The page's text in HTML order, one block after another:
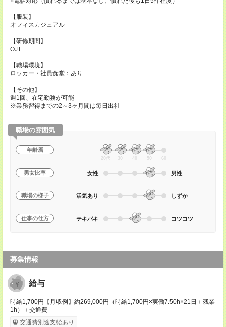
【服装】
オフィスカジュアル
【研修期間】
OJT
【職場環境】
ロッカー・社員食堂：あり
【その他】
週1回、在宅勤務が可能
※業務習得までの2～3ヶ月間は毎日出社
職場の雰囲気
年齢層
20代 30 40 50 60
男女比率 女性 男性
職場の様子 活気あり しずか
仕事の仕方 テキパキ コツコツ
募集情報
給与
時給1,700円【月収例】約269,000円（時給1,700円×実働7.50h×21日＋残業
1h）＋交通費
交通費別途支給あり